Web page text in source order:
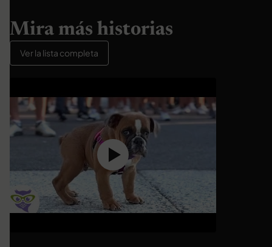
Mira más historias
Ver la lista completa